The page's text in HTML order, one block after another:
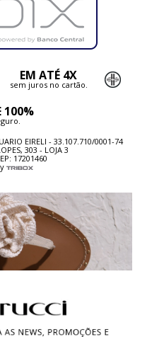
EM ATÉ 4X
sem juros no cartão.
100%
EIRELI - 33.107.710/0001-74
303 - LOJA 3
17201460